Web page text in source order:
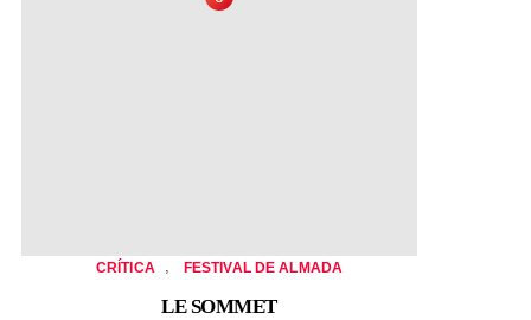
CRÍTICA FESTIVAL DE ALMADA
LE SOMMET